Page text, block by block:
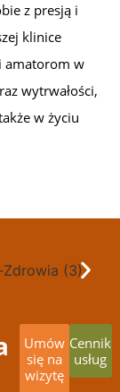
z presją i
klinice
amatorom w
wytrwałości,
w życiu
Umów
się na
wizytę
Cennik
usług